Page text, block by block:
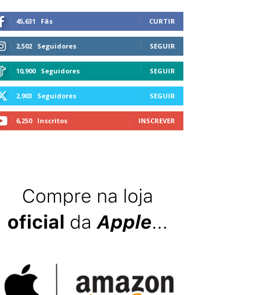
45,631 Fãs CURTIR
2,502 Seguidores SEGUIR
10,900 Seguidores SEGUIR
2,903 Seguidores SEGUIR
6,250 Inscritos INSCREVER